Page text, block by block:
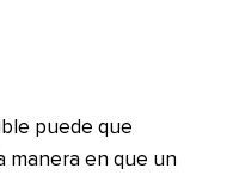
puede que
manera en que un